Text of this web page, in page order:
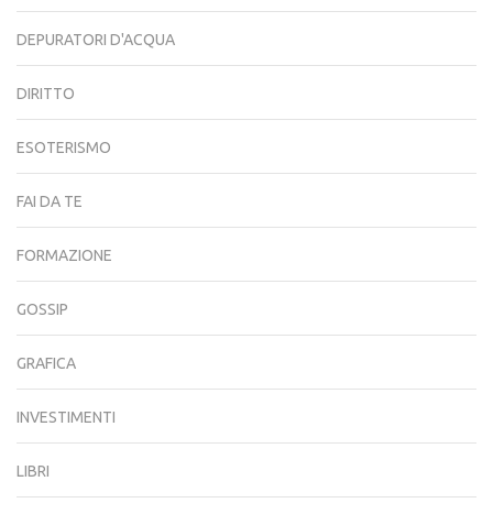
DEPURATORI D'ACQUA
DIRITTO
ESOTERISMO
FAI DA TE
FORMAZIONE
GOSSIP
GRAFICA
INVESTIMENTI
LIBRI